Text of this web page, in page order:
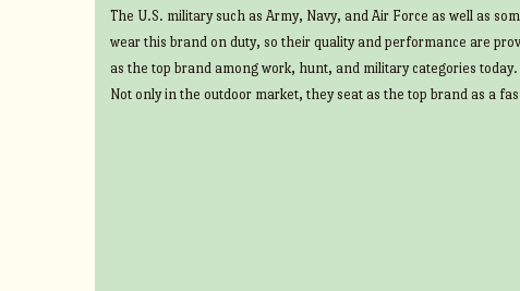
The U.S. military such as Army, Navy, and Air Force as well as
wear this brand on duty, so their quality and performance are
as the top brand among work, hunt, and military categories today.
Not only in the outdoor market, they seat as the top brand as a